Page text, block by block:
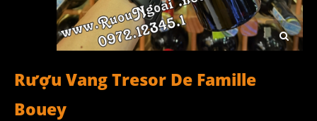
Rượu Vang Tresor De Famille
Bouey